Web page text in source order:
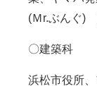
(Ｍr.ぶんぐ)
〇建築科
浜松市役所